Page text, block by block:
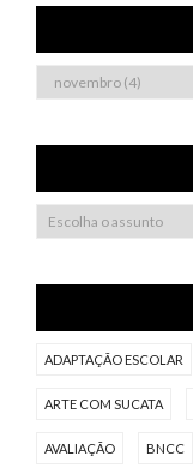
ADAPTAÇÃO ESCOLAR
ARTE COM SUCATA
AVALIAÇÃO BNCC